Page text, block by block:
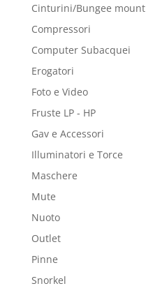
Cinturini/Bungee mount
Compressori
Computer Subacquei
Erogatori
Foto e Video
Fruste LP - HP
Gav e Accessori
Illuminatori e Torce
Maschere
Mute
Nuoto
Outlet
Pinne
Snorkel